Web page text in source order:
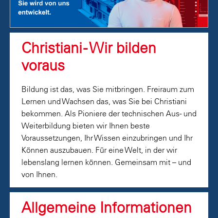
Christiani - Wir bilden
voraus
Bildung ist das, was Sie mitbringen. Freiraum zum
Lernen und Wachsen das, was Sie bei Christiani
bekommen. Als Pioniere der technischen Aus- und
Weiterbildung bieten wir Ihnen beste
Voraussetzungen, Ihr Wissen einzubringen und Ihr
Können auszubauen. Für eine Welt, in der wir
lebenslang lernen können. Gemeinsam mit – und
von Ihnen.
Allgemeine Informationen